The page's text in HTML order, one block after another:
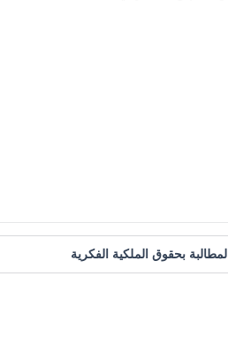
المطالبة بحقوق الملكية الفكرية